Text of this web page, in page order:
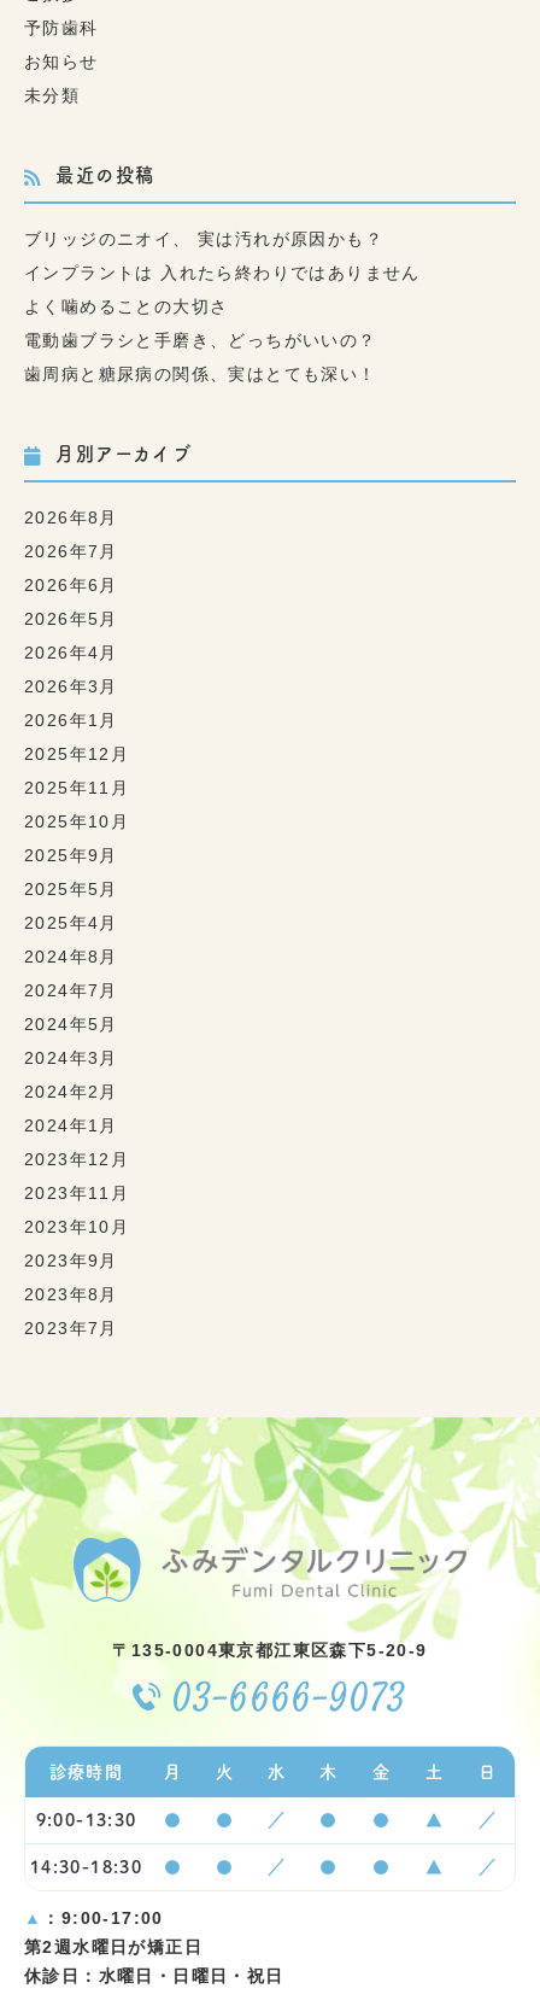
予防歯科
お知らせ
未分類
最近の投稿
ブリッジのニオイ、 実は汚れが原因かも？
インプラントは 入れたら終わりではありません
よく噛めることの大切さ
電動歯ブラシと手磨き、どっちがいいの？
歯周病と糖尿病の関係、実はとても深い！
月別アーカイブ
2026年8月
2026年7月
2026年6月
2026年5月
2026年4月
2026年3月
2026年1月
2025年12月
2025年11月
2025年10月
2025年9月
2025年5月
2025年4月
2024年8月
2024年7月
2024年5月
2024年3月
2024年2月
2024年1月
2023年12月
2023年11月
2023年10月
2023年9月
2023年8月
2023年7月
〒135-0004東京都江東区森下5-20-9
03-6666-9073
診療時間 月 火 水 木 金 土 日
9:00-13:30 ● ● ／ ● ● ▲ ／
14:30-18:30 ● ● ／ ● ● ▲ ／
▲
：9:00-17:00
第2週水曜日が矯正日
休診日：水曜日・日曜日・祝日